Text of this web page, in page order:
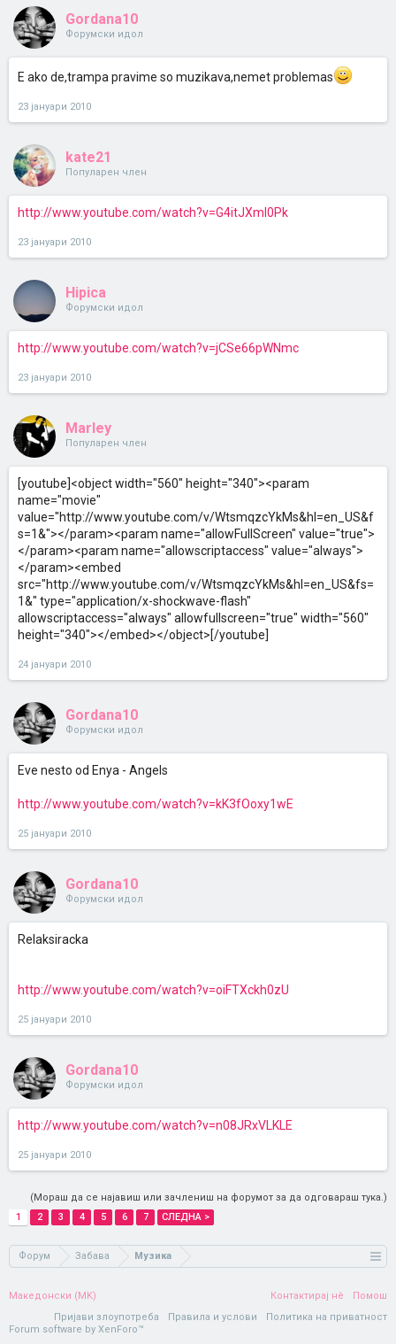
Gordana10
Форумски идол
E ako de,trampa pravime so muzikava,nemet problemas
23 јануари 2010
kate21
Популарен член
http://www.youtube.com/watch?v=G4itJXmI0Pk
23 јануари 2010
Hipica
Форумски идол
http://www.youtube.com/watch?v=jCSe66pWNmc
23 јануари 2010
Marley
Популарен член
[youtube]<object width="560" height="340"><param
name="movie"
value="http://www.youtube.com/v/WtsmqzcYkMs&hl=en_US&f
s=1&"></param><param name="allowFullScreen" value="true">
</param><param name="allowscriptaccess" value="always">
</param><embed
src="http://www.youtube.com/v/WtsmqzcYkMs&hl=en_US&fs=
1&" type="application/x-shockwave-flash"
allowscriptaccess="always" allowfullscreen="true" width="560"
height="340"></embed></object>[/youtube]
24 јануари 2010
Gordana10
Форумски идол
Eve nesto od Enya - Angels
http://www.youtube.com/watch?v=kK3fOoxy1wE
25 јануари 2010
Gordana10
Форумски идол
Relaksiracka
http://www.youtube.com/watch?v=oiFTXckh0zU
25 јануари 2010
Gordana10
Форумски идол
http://www.youtube.com/watch?v=n08JRxVLKLE
25 јануари 2010
(Мораш да се најавиш или зачлениш на форумот за да одговараш тука.)
1
2 3 4 5 6 7 СЛЕДНА >
Форум Забава Музика
Македонски (MK) Контактирај нè
Помош
Пријави злоупотреба
Правила и услови
Политика на приватност
Forum software by XenForo™